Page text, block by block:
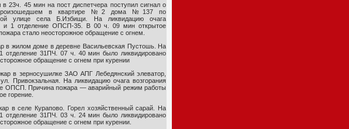
в 23ч. 45 мин на пост диспетчера поступил сигнал о
в квартире №2 дома №137 по
улице села Б.Избищи. На ликвидацию очага
и 1 отделение ОПСП-35. В 00 ч. 09 мин открытое
стало неосторожное обращение с огнем.
в жилом доме в деревне Васильевская Пустошь. На
отделение 31ПЧ. 07 ч. 40 мин было ликвидировано
обращение с огнем при курении
в зерносушилке ЗАО АПГ Лебедянский элеватор,
Привокзальная. На ликвидацию очага возгорания
ОПСП. Причина пожара — аварийный режим работы
горение.
в селе Курапово. Горел хозяйственный сарай. На
отделение 31ПЧ. 03 ч. 24 мин было ликвидировано
обращение с огнем при курении.